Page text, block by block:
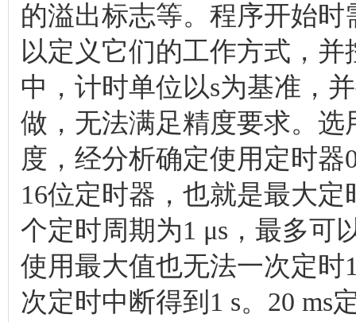
的溢出标志等。程序开始
以定义它们的工作方式，
中，计时单位以s为基准，
做，无法满足精度要求。选
度，经分析确定使用定时
16位定时器，也就是最大
个定时周期为1 μs，最多可
使用最大值也无法一次定时
次定时中断得到1 s。20 ms